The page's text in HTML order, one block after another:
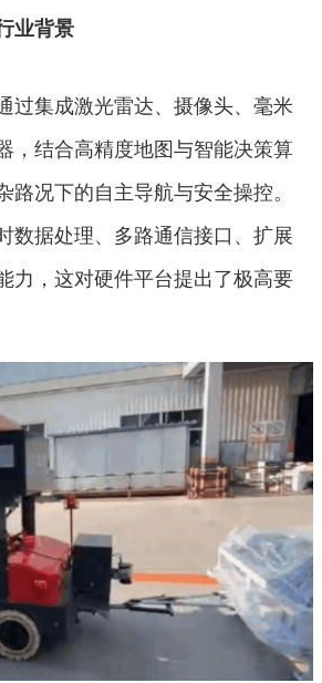
业背景
集成激光雷达、摄像头、毫米
，结合高精度地图与智能决策算
路况下的自主导航与安全操控。
数据处理、多路通信接口、扩展
力，这对硬件平台提出了极高要